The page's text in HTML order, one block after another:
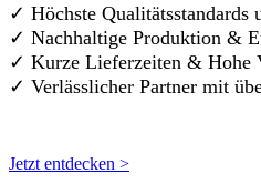
✓ Höchste
✓ Nachhaltige Produktion &
✓ Kurze Lieferzeiten & Hohe
✓ Verlässlicher Partner mit
Jetzt entdecken >